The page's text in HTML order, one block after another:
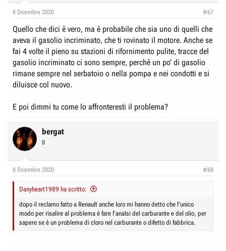
8 Dicembre 2020 #67
Quello che dici è vero, ma è probabile che sia uno di quelli che
aveva il gasolio incriminato, che ti rovinato il motore. Anche se
fai 4 volte il pieno su stazioni di rifornimento pulite, tracce del
gasolio incriminato ci sono sempre, perchè un po' di gasolio
rimane sempre nel serbatoio o nella pompa e nei condotti e si
diluisce col nuovo.
E poi dimmi tu come lo affronteresti il problema?
bergat
0
8 Dicembre 2020 #68
Danyheart1989 ha scritto:
dopo il reclamo fatto a Renault anche loro mi hanno detto che l'unico
modo per risalire al problema è fare l'analsi del carburante e del olio, per
sapere se è un problema di cloro nel carburante o difetto di fabbrica.